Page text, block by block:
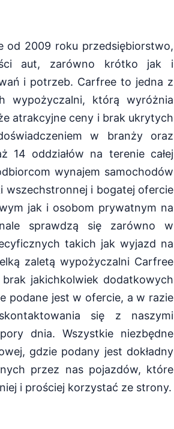
od 2009 roku przedsiębiorstwo,
aut, zarówno krótko jak i
i potrzeb. Carfree to jedna z
wypożyczalni, którą wyróżnia
atrakcyjne ceny i brak ukrytych
w branży oraz
14 oddziałów na terenie całej
wynajem samochodów
wszechstronnej i bogatej ofercie
jak i osobom prywatnym na
sprawdzą się zarówno w
takich jak wyjazd na
zaletą wypożyczalni Carfree
jakichkolwiek dodatkowych
podane jest w ofercie, a w razie
się z naszymi
dnia. Wszystkie niezbędne
gdzie podany jest dokładny
przez nas pojazdów, które
i prościej korzystać ze strony.